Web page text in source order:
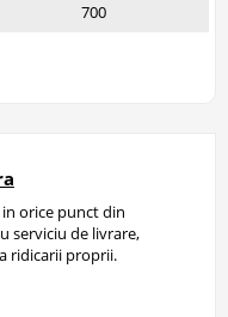
700
orice punct din
serviciu de livrare,
ridicarii proprii.